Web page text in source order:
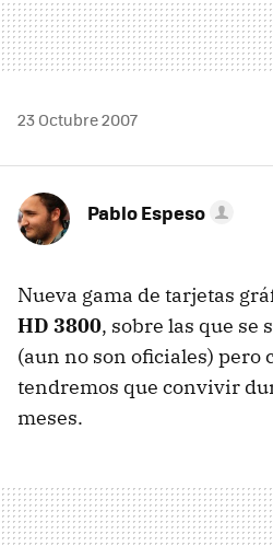
23 Octubre 2007
Pablo Espeso
Nueva gama de tarjetas
HD 3800, sobre las que se
(aun no son oficiales) pero
tendremos que convivir
meses.